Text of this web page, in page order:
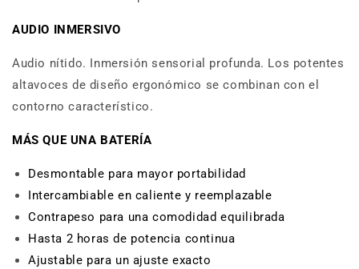
AUDIO INMERSIVO
Audio nítido. Inmersión sensorial profunda. Los potentes
altavoces de diseño ergonómico se combinan con el
contorno característico.
MÁS QUE UNA BATERÍA
Desmontable para mayor portabilidad
Intercambiable en caliente y reemplazable
Contrapeso para una comodidad equilibrada
Hasta 2 horas de potencia continua
Ajustable para un ajuste exacto